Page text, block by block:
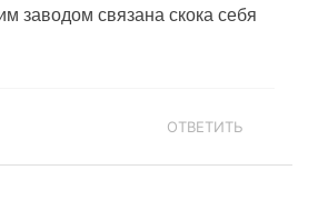
заводом связана скока себя
ОТВЕТИТЬ